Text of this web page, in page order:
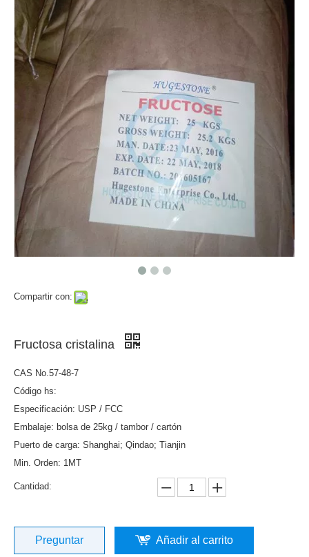
Compartir con:
Fructosa cristalina
CAS No.57-48-7
Código hs:
Especificación: USP / FCC
Embalaje: bolsa de 25kg / tambor / cartón
Puerto de carga: Shanghai; Qindao; Tianjin
Min. Orden: 1MT
Cantidad:
Preguntar Añadir al carrito